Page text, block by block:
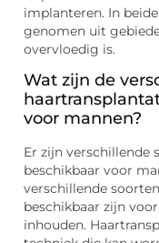
implanteren. In
genomen uit
overvloedig is.
Wat zijn de
voor mannen?
Er zijn verschillende
beschikbaar voor
verschillende
beschikbaar zijn
inhouden.